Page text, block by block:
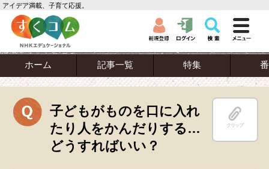
アイデア満載、子育て応援。
ホーム 記事一覧 特集
子どもがものを口に入れ
たり人をかんだりする…
どうすればいい？
クリップ